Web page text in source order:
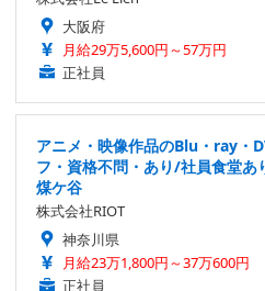
大阪府
月給29万5,600円～57万円
正社員
アニメ・映像作品のBlu・ray・
フ・資格不問・あり/社員食堂
煤ケ谷
株式会社RIOT
神奈川県
月給23万1,800円～37万600円
正社員